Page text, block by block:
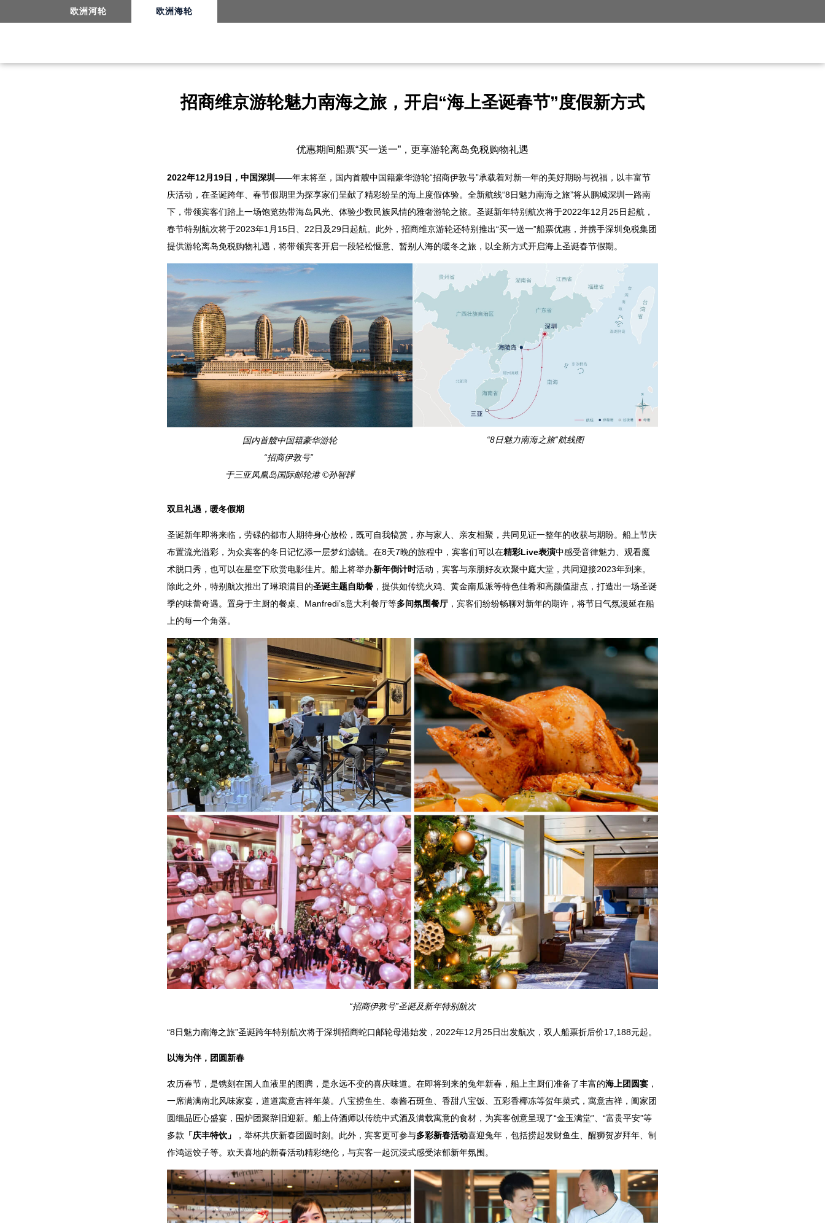
欧洲河轮 欧洲海轮
招商维京游轮魅力南海之旅，开启“海上圣诞春节”度假新方式
优惠期间船票“买一送一”，更享游轮离岛免税购物礼遇
2022年12月19日，中国深圳 ——年末将至，国内首艘中国籍豪华游轮“招商伊敦号”承载着对新一年的美好期盼与祝福，以丰富节
庆活动，在圣诞跨年、春节假期里为探享家们呈献了精彩纷呈的海上度假体验。全新航线“8日魅力南海之旅”将从鹏城深圳一路南
下，带领宾客们踏上一场饱览热带海岛风光、体验少数民族风情的雅奢游轮之旅。圣诞新年特别航次将于2022年12月25日起航，
春节特别航次将于2023年1月15日、22日及29日起航。此外，招商维京游轮还特别推出“买一送一”船票优惠，并携手深圳免税集团
提供游轮离岛免税购物礼遇，将带领宾客开启一段轻松惬意、暂别人海的暖冬之旅，以全新方式开启海上圣诞春节假期。
国内首艘中国籍豪华游轮
“招商伊敦号”
于三亚凤凰岛国际邮轮港 ©孙智韡
“8日魅力南海之旅”航线图
双旦礼遇，暖冬假期
圣诞新年即将来临，劳碌的都市人期待身心放松，既可自我犒赏，亦与家人、亲友相聚，共同见证一整年的收获与期盼。船上节庆
布置流光溢彩，为众宾客的冬日记忆添一层梦幻滤镜。在8天7晚的旅程中，宾客们可以在精彩Live表演中感受音律魅力、观看魔
术脱口秀，也可以在星空下欣赏电影佳片。船上将举办新年倒计时活动，宾客与亲朋好友欢聚中庭大堂，共同迎接2023年到来。
除此之外，特别航次推出了琳琅满目的圣诞主题自助餐 ，提供如传统火鸡、黄金南瓜派等特色佳肴和高颜值甜点，打造出一场圣诞
季的味蕾奇遇。置身于主厨的餐桌、Manfredi’s意大利餐厅等多间氛围餐厅 ，宾客们纷纷畅聊对新年的期许，将节日气氛漫延在船
上的每一个角落。
“招商伊敦号”圣诞及新年特别航次
“8日魅力南海之旅”圣诞跨年特别航次将于深圳招商蛇口邮轮母港始发，2022年12月25日出发航次，双人船票折后价17,188元起。
以海为伴，团圆新春
农历春节，是镌刻在国人血液里的图腾，是永远不变的喜庆味道。在即将到来的兔年新春，船上主厨们准备了丰富的海上团圆宴 ，
一席满满南北风味家宴，道道寓意吉祥年菜。八宝捞鱼生、泰酱石斑鱼、香甜八宝饭、五彩香椰冻等贺年菜式，寓意吉祥，阖家团
圆细品匠心盛宴，围炉团聚辞旧迎新。船上侍酒师以传统中式酒及满载寓意的食材，为宾客创意呈现了“金玉满堂”、“富贵平安”等
多款 「庆丰特饮」 ，举杯共庆新春团圆时刻。此外，宾客更可参与多彩新春活动喜迎兔年，包括捞起发财鱼生、醒狮贺岁拜年、制
作鸿运饺子等。欢天喜地的新春活动精彩绝伦，与宾客一起沉浸式感受浓郁新年氛围。